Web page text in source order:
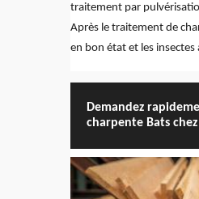
traitement par
Après le traitement de
en bon état et les
Demandez
charpente Bats